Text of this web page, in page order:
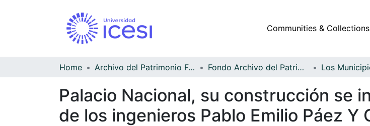
Communities & Collections
Home Archivo del Patrimonio Fotográfico y Fílmico del Valle del Cauca Fondo Archivo del Patrimonio Fotográfico y Fílmico del Valle del Cauca Los
Palacio Nacional, su construcción se
de los ingenieros Pablo Emilio Páez Y